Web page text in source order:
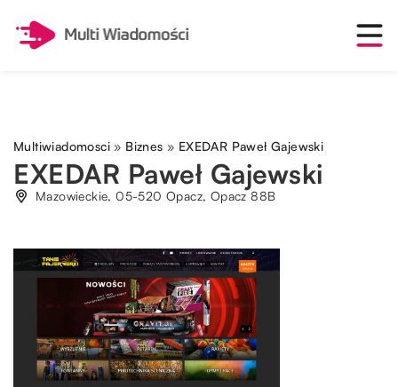
Multiwiadomosci » Biznes » EXEDAR Paweł Gajewski
EXEDAR Paweł Gajewski
Mazowieckie, 05-520 Opacz, Opacz 88B